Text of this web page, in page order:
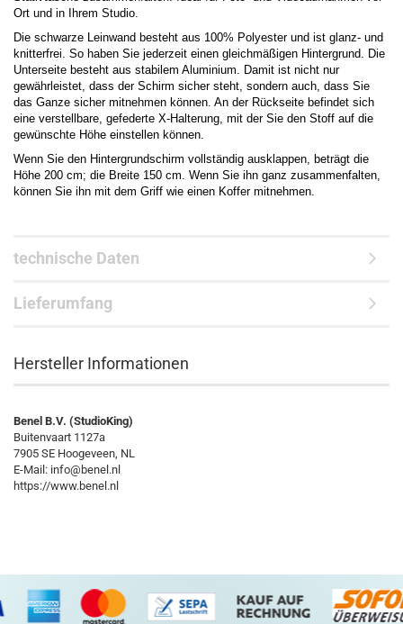
Ort und in Ihrem Studio.
Die schwarze Leinwand besteht aus 100% Polyester und ist glanz- und
knitterfrei. So haben Sie jederzeit einen gleichmäßigen Hintergrund. Die
Unterseite besteht aus stabilem Aluminium. Damit ist nicht nur
gewährleistet, dass der Schirm sicher steht, sondern auch, dass Sie
das Ganze sicher mitnehmen können. An der Rückseite befindet sich
eine verstellbare, gefederte X-Halterung, mit der Sie den Stoff auf die
gewünschte Höhe einstellen können.
Wenn Sie den Hintergrundschirm vollständig ausklappen, beträgt die
Höhe 200 cm; die Breite 150 cm. Wenn Sie ihn ganz zusammenfalten,
können Sie ihn mit dem Griff wie einen Koffer mitnehmen.
technische Daten
Lieferumfang
Hersteller Informationen
Benel B.V. (StudioKing)
Buitenvaart 1127a
7905 SE Hoogeveen, NL
E-Mail: info@benel.nl
https://www.benel.nl